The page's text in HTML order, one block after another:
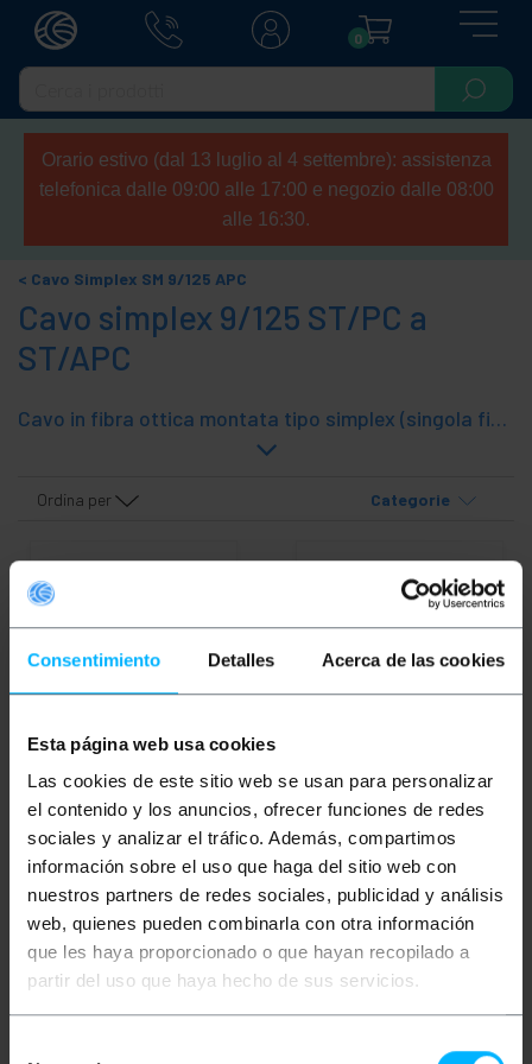
Consentimiento Detalles Acerca de las cookies
Esta página web usa cookies
Las cookies de este sitio web se usan para personalizar
el contenido y los anuncios, ofrecer funciones de redes
sociales y analizar el tráfico. Además, compartimos
información sobre el uso que haga del sitio web con
nuestros partners de redes sociales, publicidad y análisis
web, quienes pueden combinarla con otra información
que les haya proporcionado o que hayan recopilado a
partir del uso que haya hecho de sus servicios.
0
Orario estivo (dal 13 luglio al 4 settembre): assistenza
telefonica dalle 09:00 alle 17:00 e negozio dalle 08:00
alle 16:30.
Cavo Simplex SM 9/125 APC
Cavo simplex 9/125 ST/PC a
ST/APC
Cavo in fibra ottica montata tipo simplex (singola fibra), SM (modalità singola) e la sezione centrale della fibra ottica 9/125. Tubo è fornito di un connettore fine ST/PC e l'altra estremità dotate di connettore ST/APC.
Ordina per Categorie
OUTLET 25%
BEMATIKCavo in fibra
ottica ST/PC a ST/APC
simplex monomodale
9/125 del 3 m OS2
PVP
0,91€
0,68€
0,68 € IVA inc.
PVD
0,81 €
0,61€
Consegna immediata
REF:
FL044
Quantità
BEMATIKCavo in fibra
ottica ST/PC a ST/APC
simplex monomodale
9/125 del 5 m OS2
PVP
1,05 €
0,74€
0,74€ IVA inc.
PVD
0,92€
0,64€
Consegna immediata
Quantità